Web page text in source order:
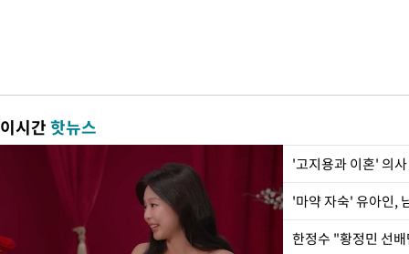
이시간핫뉴스
'고지용과 이혼' 의
'마약 자숙' 유아인,